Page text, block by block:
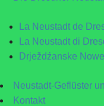
La Neustadt de
La Neustadt di
Drježdźanske
Neustadt-Geflüster
Kontakt